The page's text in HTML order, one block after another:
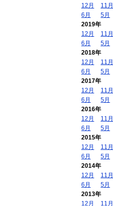
12月
11月
6月
5月
2019年
12月
11月
6月
5月
2018年
12月
11月
6月
5月
2017年
12月
11月
6月
5月
2016年
12月
11月
6月
5月
2015年
12月
11月
6月
5月
2014年
12月
11月
6月
5月
2013年
12月
11月